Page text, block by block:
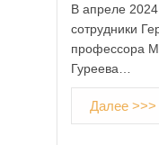
В апреле
сотрудники
профессора
Гуреева…
Далее >>>